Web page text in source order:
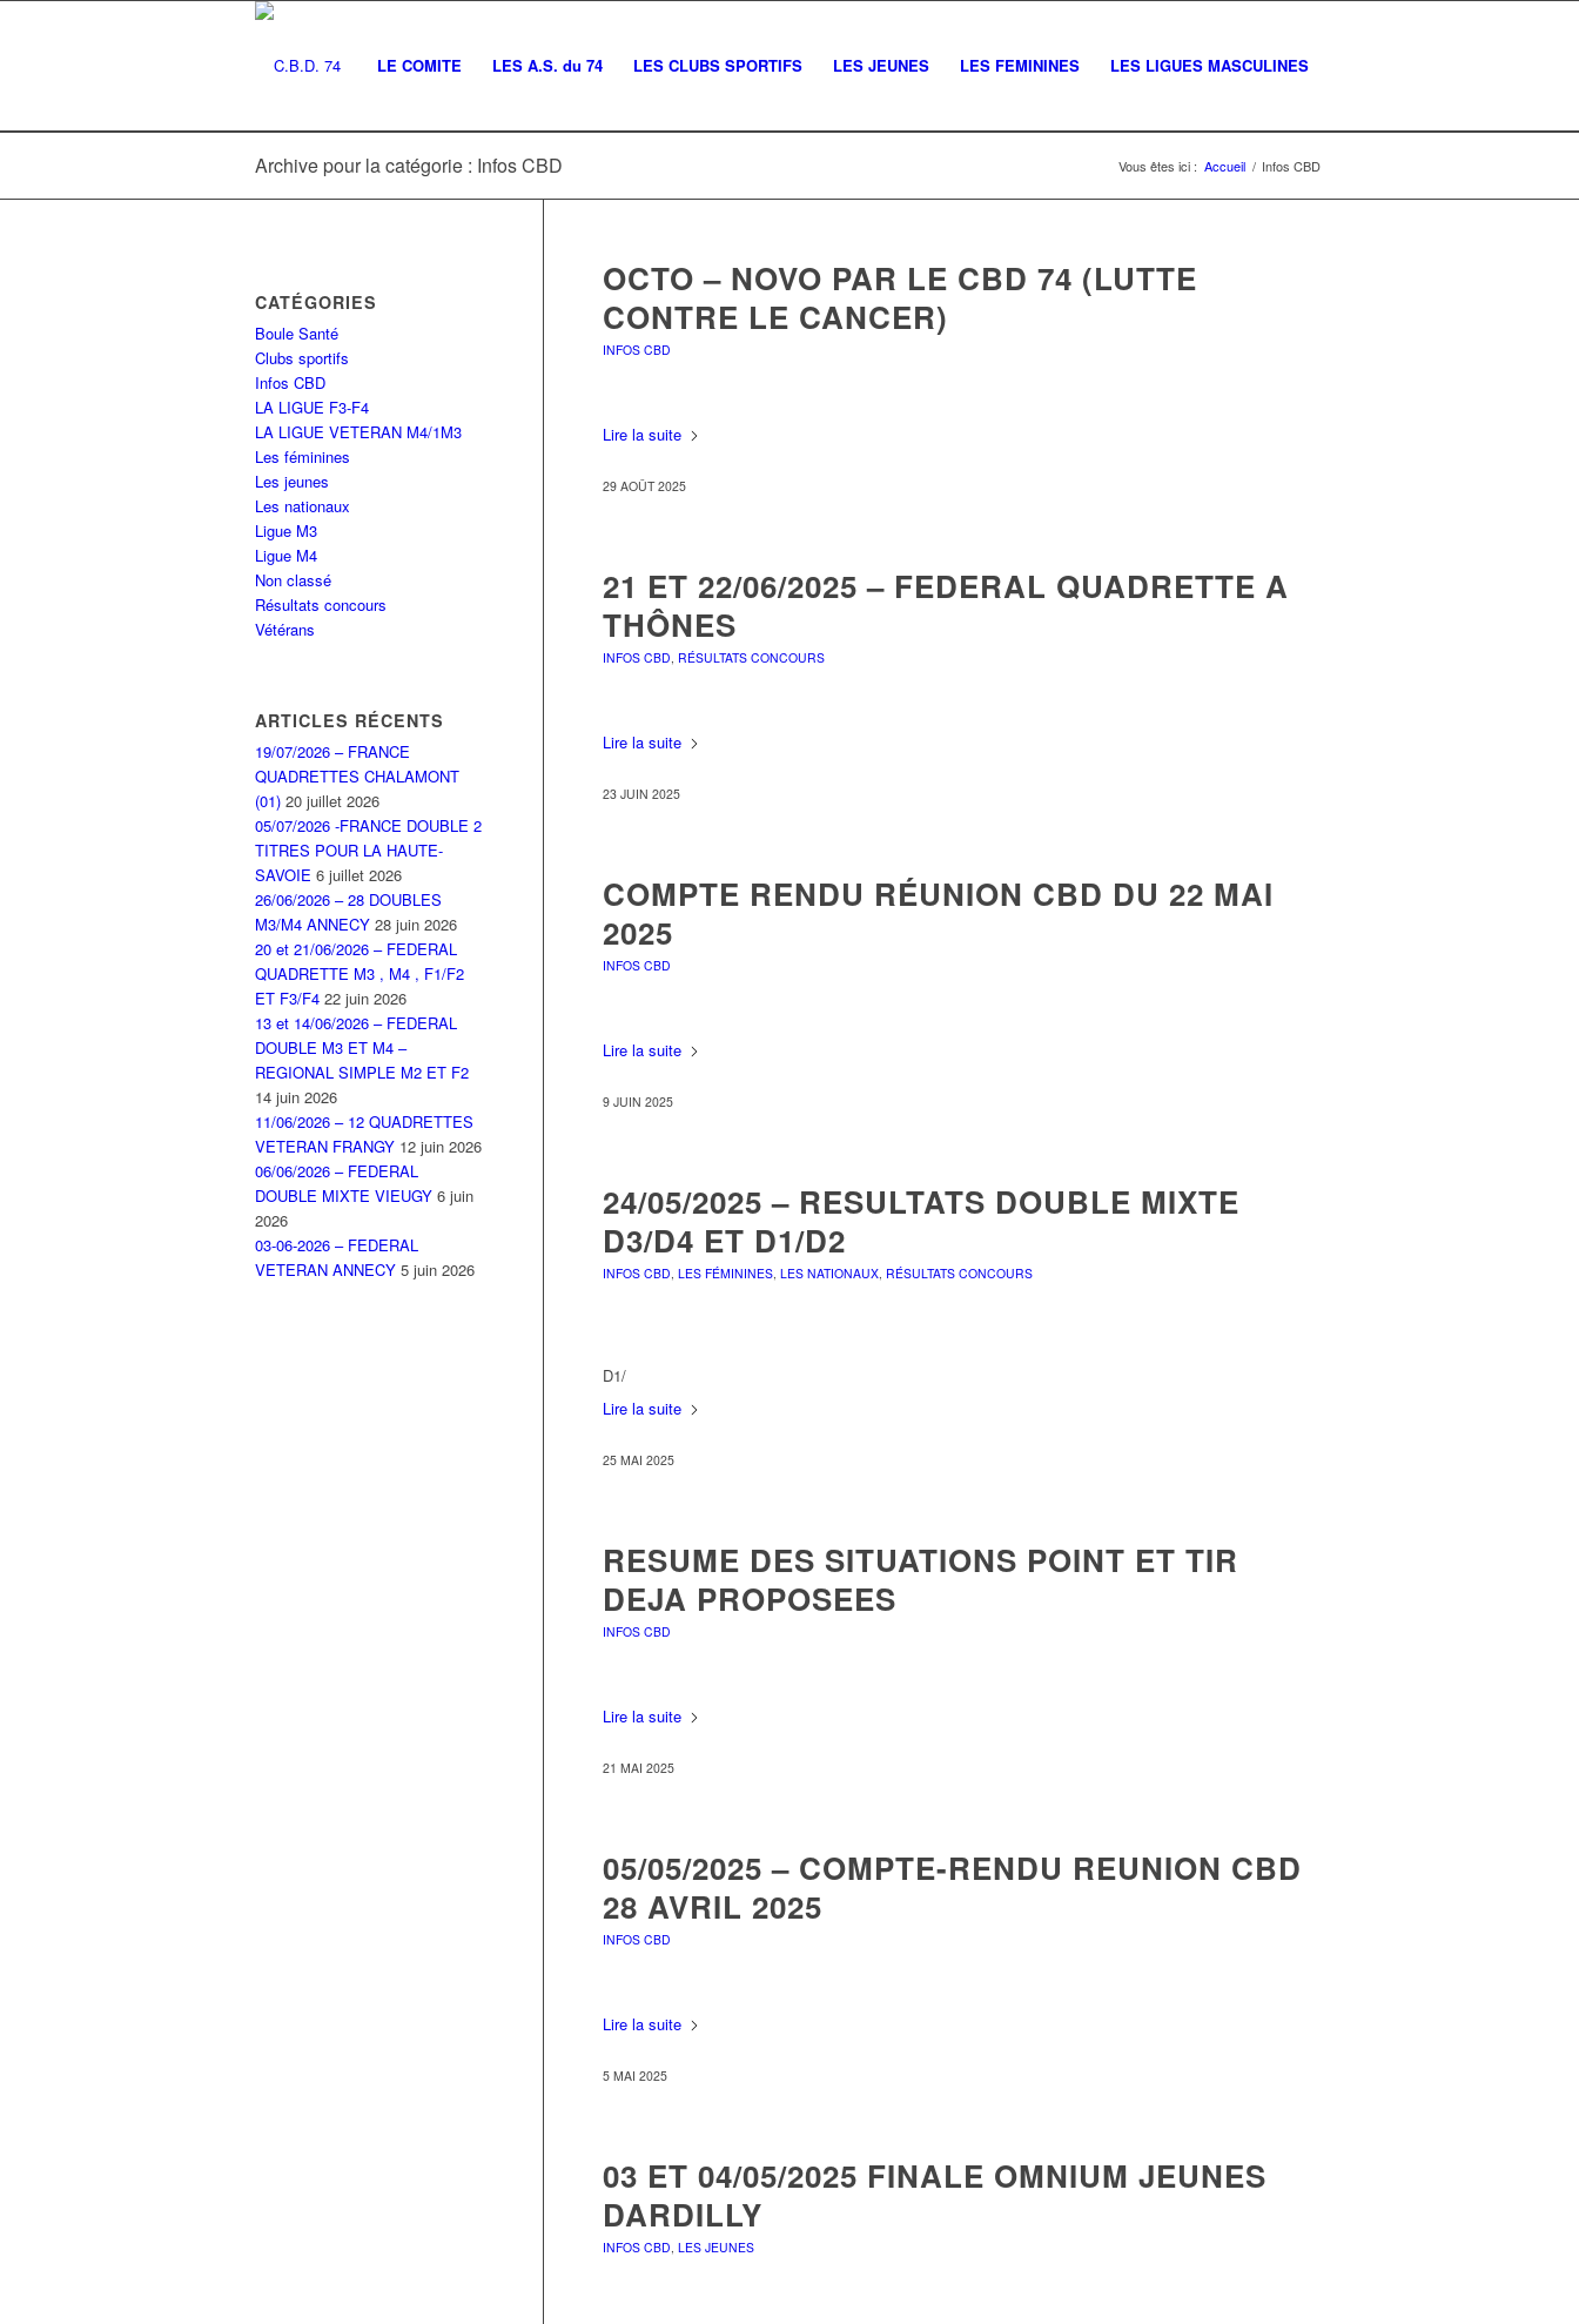
LE COMITE LES A.S. du 74 LES CLUBS SPORTIFS LES JEUNES LES FEMININES LES LIGUES MASCULINES
Archive pour la catégorie : Infos CBD Vous êtes ici : Accueil / Infos CBD
OCTO – NOVO PAR LE CBD 74 (LUTTE
CONTRE LE CANCER)
INFOS CBD
Lire la suite
29 AOÛT 2025
21 ET 22/06/2025 – FEDERAL QUADRETTE A
THÔNES
INFOS CBD, RÉSULTATS CONCOURS
Lire la suite
23 JUIN 2025
COMPTE RENDU RÉUNION CBD DU 22 MAI
2025
INFOS CBD
Lire la suite
9 JUIN 2025
24/05/2025 – RESULTATS DOUBLE MIXTE
D3/D4 ET D1/D2
INFOS CBD, LES FÉMININES, LES NATIONAUX, RÉSULTATS CONCOURS
D1/
Lire la suite
25 MAI 2025
RESUME DES SITUATIONS POINT ET TIR
DEJA PROPOSEES
INFOS CBD
Lire la suite
21 MAI 2025
05/05/2025 – COMPTE-RENDU REUNION CBD
28 AVRIL 2025
INFOS CBD
Lire la suite
5 MAI 2025
03 ET 04/05/2025 FINALE OMNIUM JEUNES
DARDILLY
INFOS CBD, LES JEUNES
CATÉGORIES
Boule Santé
Clubs sportifs
Infos CBD
LA LIGUE F3-F4
LA LIGUE VETERAN M4/1M3
Les féminines
Les jeunes
Les nationaux
Ligue M3
Ligue M4
Non classé
Résultats concours
Vétérans
ARTICLES RÉCENTS
19/07/2026 – FRANCE
QUADRETTES CHALAMONT
(01) 20 juillet 2026
05/07/2026 -FRANCE DOUBLE 2
TITRES POUR LA HAUTE-
SAVOIE 6 juillet 2026
26/06/2026 – 28 DOUBLES
M3/M4 ANNECY 28 juin 2026
20 et 21/06/2026 – FEDERAL
QUADRETTE M3 , M4 , F1/F2
ET F3/F4 22 juin 2026
13 et 14/06/2026 – FEDERAL
DOUBLE M3 ET M4 –
REGIONAL SIMPLE M2 ET F2
14 juin 2026
11/06/2026 – 12 QUADRETTES
VETERAN FRANGY 12 juin 2026
06/06/2026 – FEDERAL
DOUBLE MIXTE VIEUGY 6 juin
2026
03-06-2026 – FEDERAL
VETERAN ANNECY 5 juin 2026